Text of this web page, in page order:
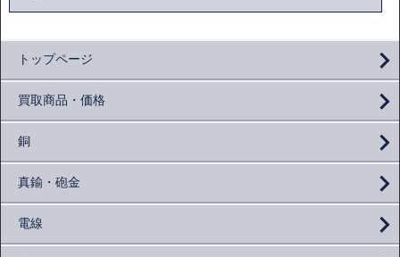
トップページ
買取商品・価格
銅
真鍮・砲金
電線